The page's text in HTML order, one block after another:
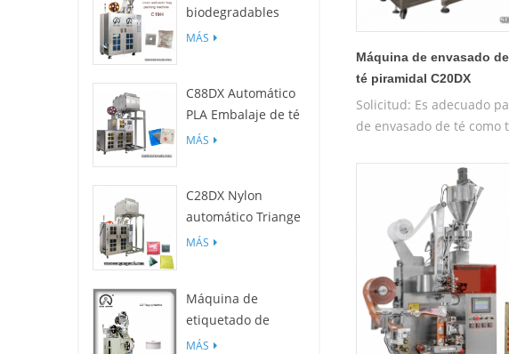
biodegradables
C19H PLA para
goteo
MÁS
C88DX Automático
PLA Embalaje de té
Máquina (bolsa
MÁS
C28DX Nylon
automático Triange
/ Piso Máquina de
pequeño
MÁS
Máquina de
etiquetado de
película c25
MÁS
Máquina de envasado
té piramidal C20DX
Solicitud: Es adecuado
de envasado de té como
cuidado de la salud, té
ginseng y otros tipos
local, etc. Características:
materiales de empaque
máquina para fabricar
triangulares son
tejida de nailon